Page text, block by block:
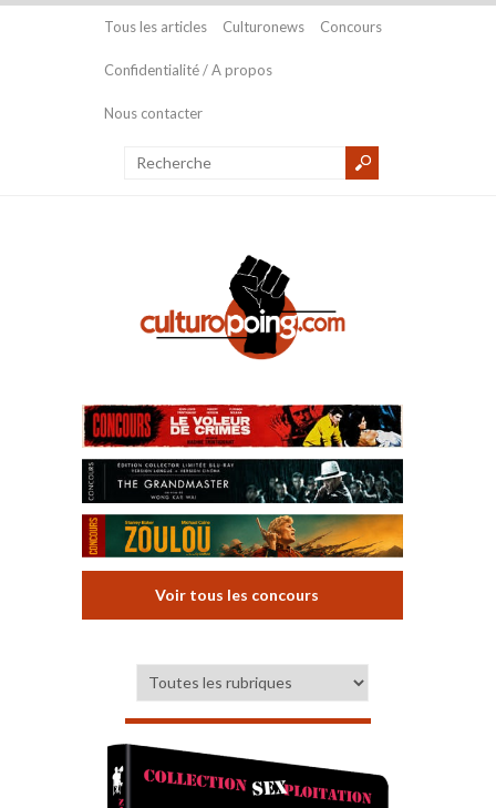
Tous les articles Culturonews Concours
Confidentialité / A propos
Nous contacter
Voir tous les concours